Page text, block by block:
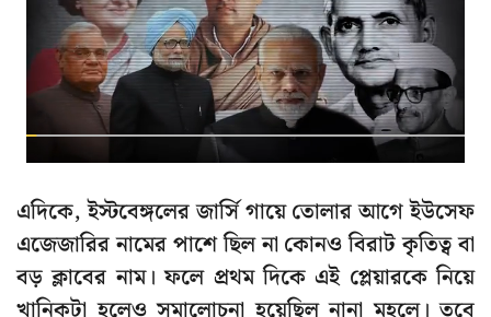
এদিকে, ইস্টবেঙ্গলের জার্সি গায়ে তোলার আগে ইউসেফ
এজেজারির নামের পাশে ছিল না কোনও বিরাট কৃতিত্ব বা
বড় ক্লাবের নাম। ফলে প্রথম দিকে এই প্লেয়ারকে নিয়ে